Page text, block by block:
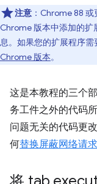
注意 ：Chrome 88
Chrome 版本中添加的扩
息。如果您的扩展程序需
Chrome 版本。
这是本教程的三个
务工件之外的代码
问题无关的代码更
何替换屏蔽网络请求